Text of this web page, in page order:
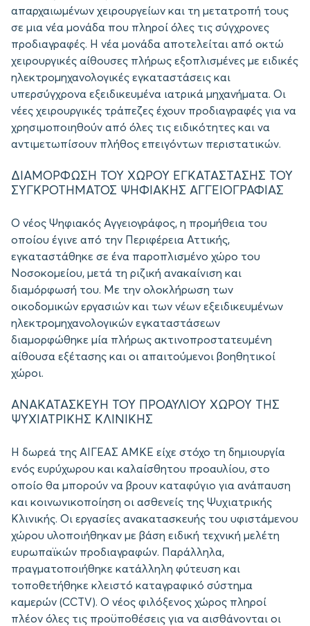
απαρχαιωμένων χειρουργείων και τη μετατροπή τους
σε μια νέα μονάδα που πληροί όλες τις σύγχρονες
προδιαγραφές. Η νέα μονάδα αποτελείται από οκτώ
χειρουργικές αίθουσες πλήρως εξοπλισμένες με ειδικές
ηλεκτρομηχανολογικές εγκαταστάσεις και
υπερσύγχρονα εξειδικευμένα ιατρικά μηχανήματα. Οι
νέες χειρουργικές τράπεζες έχουν προδιαγραφές για να
χρησιμοποιηθούν από όλες τις ειδικότητες και να
αντιμετωπίσουν πλήθος επειγόντων περιστατικών.
ΔΙΑΜΟΡΦΩΣΗ ΤΟΥ ΧΩΡΟΥ ΕΓΚΑΤΑΣΤΑΣΗΣ ΤΟΥ
ΣYΓΚΡΟΤΗΜΑΤΟΣ ΨΗΦΙΑΚΗΣ ΑΓΓΕΙΟΓΡΑΦΙΑΣ
Ο νέος Ψηφιακός Αγγειογράφος, η προμήθεια του
οποίου έγινε από την Περιφέρεια Αττικής,
εγκαταστάθηκε σε ένα παροπλισμένο χώρο του
Νοσοκομείου, μετά τη ριζική ανακαίνιση και
διαμόρφωσή του. Με την ολοκλήρωση των
οικοδομικών εργασιών και των νέων εξειδικευμένων
ηλεκτρομηχανολογικών εγκαταστάσεων
διαμορφώθηκε μία πλήρως ακτινοπροστατευμένη
αίθουσα εξέτασης και οι απαιτούμενοι βοηθητικοί
χώροι.
ΑΝΑΚΑΤΑΣΚΕΥΗ ΤΟΥ ΠΡΟΑΥΛΙΟΥ ΧΩΡΟΥ ΤΗΣ
ΨΥΧΙΑΤΡΙΚΗΣ ΚΛΙΝΙΚΗΣ
Η δωρεά της ΑΙΓΕΑΣ ΑΜΚΕ είχε στόχο τη δημιουργία
ενός ευρύχωρου και καλαίσθητου προαυλίου, στο
οποίο θα μπορούν να βρουν καταφύγιο για ανάπαυση
και κοινωνικοποίηση οι ασθενείς της Ψυχιατρικής
Κλινικής. Οι εργασίες ανακατασκευής του υφιστάμενου
χώρου υλοποιήθηκαν με βάση ειδική τεχνική μελέτη
ευρωπαϊκών προδιαγραφών. Παράλληλα,
πραγματοποιήθηκε κατάλληλη φύτευση και
τοποθετήθηκε κλειστό καταγραφικό σύστημα
καμερών (CCTV). Ο νέος φιλόξενος χώρος πληροί
πλέον όλες τις προϋποθέσεις για να αισθάνονται οι